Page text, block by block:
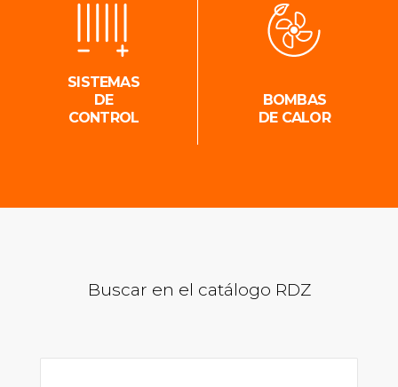
SISTEMAS
DE
CONTROL
BOMBAS
DE CALOR
Buscar en el catálogo RDZ